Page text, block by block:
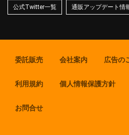
公式Twitter一覧 通販アップデート情
委託販売 会社案内 広告の
利用規約 個人情報保護方針
お問合せ